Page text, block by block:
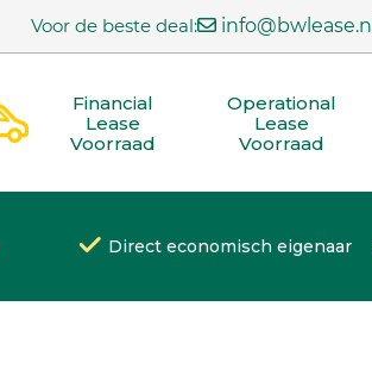
Voor de beste deal: info@bwlease.nl
Financial
Lease
Voorraad
Operational
Lease
Voorraad
Direct economisch eigenaar